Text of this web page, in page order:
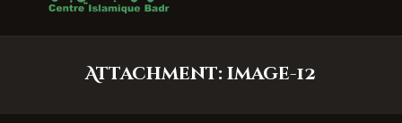
Attachment: image-12
Services